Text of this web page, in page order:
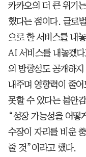
카카오의 더 큰 위기
했다는 점이다. 글로
으로 한 서비스를 내
AI 서비스를 내놓겠
의 방향성도 공개하
내주며 영향력이 줄
못할 수 있다는 불안
“성장 가능성을 어떻
수장이 자리를 비운
줄 것”이라고 했다.